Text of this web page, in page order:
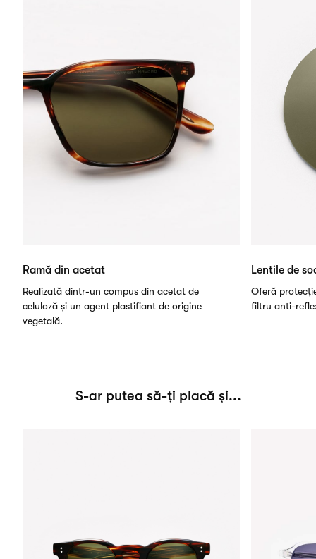
Ramă din acetat
Realizată dintr-un compus din acetat de
celuloză și un agent plastifiant de origine
vegetală.
Lentile de
Oferă
filtru anti-
S-ar putea să-ți placă și...